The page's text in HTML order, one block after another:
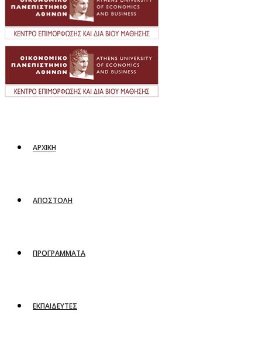
ΑΡΧΙΚΗ
ΑΠΟΣΤΟΛΗ
ΠΡΟΓΡΑΜΜΑΤΑ
ΕΚΠΑΙΔΕΥΤΕΣ